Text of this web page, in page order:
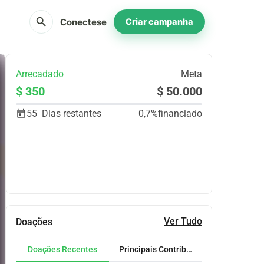
search Conectese Criar campanha
Arrecadado Meta
$ 350 $ 50.000
55 Dias restantes 0,7%financiado
Doações Ver Tudo
Doações Recentes Principais Contribuidores